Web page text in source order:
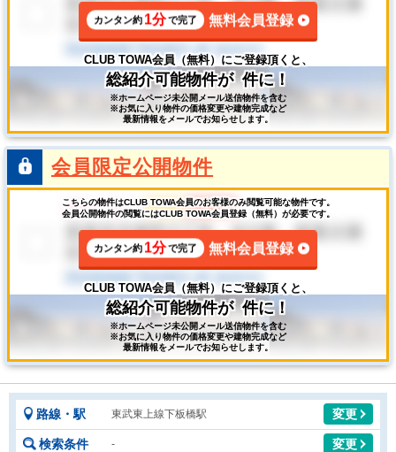
カンタン約 1分で完了 無料会員登録
CLUB TOWA会員（無料）にご登録頂くと、
総紹介可能物件が 件に！
※ホームページ未公開メール送信物件を含む
※お気に入り物件の価格変更や建物完成など
最新情報をメールでお知らせします。
会員限定公開物件
こちらの物件はCLUB TOWA会員のお客様のみ閲覧可能な物件です。
会員公開物件の閲覧にはCLUB TOWA会員登録（無料）が必要です。
カンタン約 1分で完了 無料会員登録
CLUB TOWA会員（無料）にご登録頂くと、
総紹介可能物件が 件に！
※ホームページ未公開メール送信物件を含む
※お気に入り物件の価格変更や建物完成など
最新情報をメールでお知らせします。
路線・駅 東武東上線下板橋駅 変更
検索条件 - 変更